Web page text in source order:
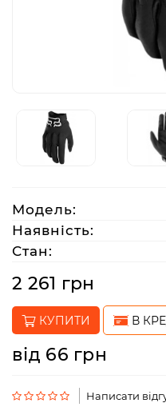
(063)
212
08
76
Режим
Пн-
Модель:
Наявність:
Стан:
2 261 грн
КУПИТИ В
від 66 грн
Написати